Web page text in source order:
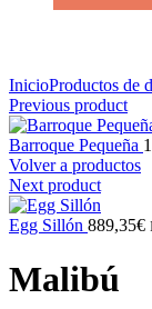
InicioProductos de
Previous product
Barroque Pequeña
Volver a productos
Next product
Egg Sillón 889,35€
Malibú